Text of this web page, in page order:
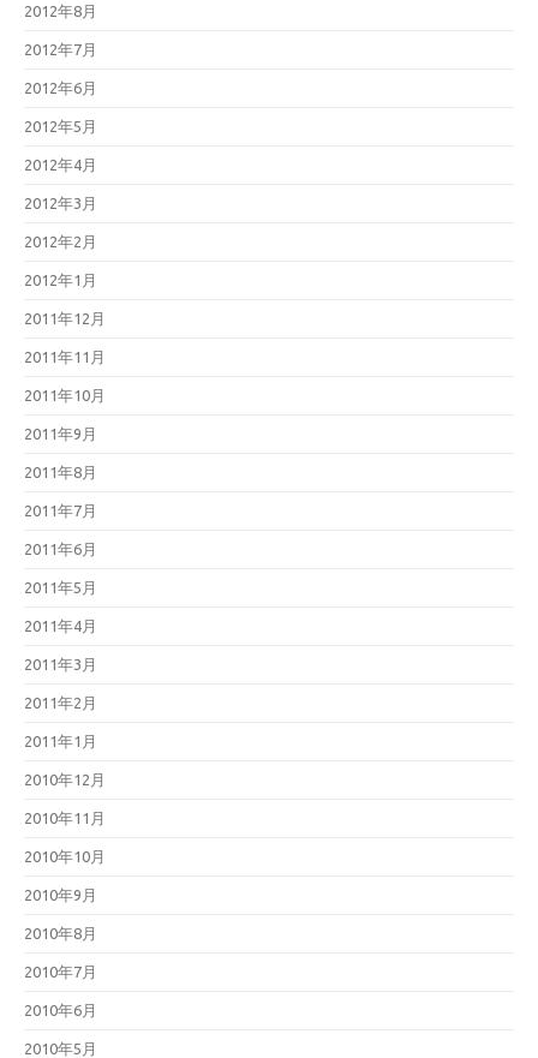
2012年8月
2012年7月
2012年6月
2012年5月
2012年4月
2012年3月
2012年2月
2012年1月
2011年12月
2011年11月
2011年10月
2011年9月
2011年8月
2011年7月
2011年6月
2011年5月
2011年4月
2011年3月
2011年2月
2011年1月
2010年12月
2010年11月
2010年10月
2010年9月
2010年8月
2010年7月
2010年6月
2010年5月